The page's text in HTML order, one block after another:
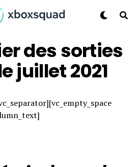
des sorties
juillet 2021